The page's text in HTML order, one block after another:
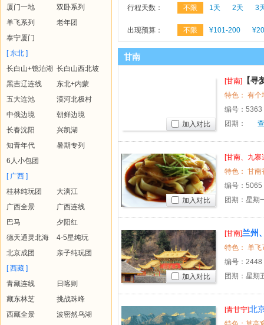
厦门一地
双卧系列
单飞系列
老年团
泰宁厦门
[ 东北 ]
长白山+镜泊湖 长白山西北坡
黑吉辽连线
东北+内蒙
五大连池
漠河北极村
中俄边境
朝鲜边境
长春沈阳
兴凯湖
知青年代
暑期专列
6人小包团
[ 广西 ]
桂林纯玩团
大漓江
广西全景
广西连线
巴马
夕阳红
德天通灵北海
4-5星纯玩
北京成团
亲子纯玩团
[ 西藏 ]
青藏连线
日喀则
藏东林芝
挑战珠峰
西藏全景
波密然乌湖
行程天数： 不限 1天 2天 3
出现预算： 不限 ¥101-200
甘南
[甘南] 【
编号： 5363
团期：
加入对比
[甘南、九寨
编号： 5065
团期：星期
加入对比
[甘南]兰州
编号： 2448
团期：星期
加入对比
[青甘宁]北